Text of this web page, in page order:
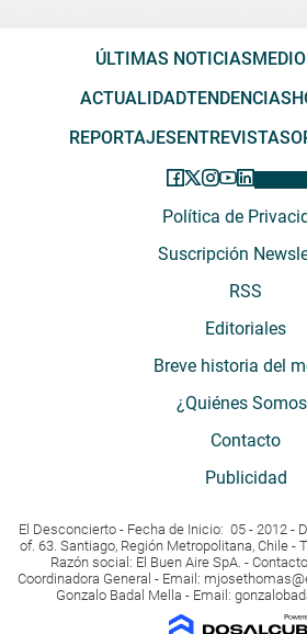
ÚLTIMAS NOTICIAS
ACTUALIDADTENDENCIAS
REPORTAJESENTREVISTAS
Política de
Suscripción
RSS
Editoriales
Breve historia del
¿Quiénes
Contacto
Publicidad
El Desconcierto - Fecha de Inicio: 05 - 2012 -
of. 63. Santiago, Región Metropolitana, Chile -
Razón social: El Buen Aire SpA. -
Coordinadora General - Email:
Gonzalo Badal Mella - Email: